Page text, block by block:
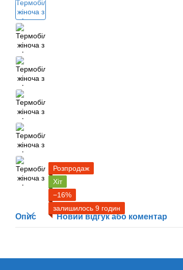
Розпродаж
Хіт
−16%
залишилось 9 годин
Опис Новий відгук або коментар